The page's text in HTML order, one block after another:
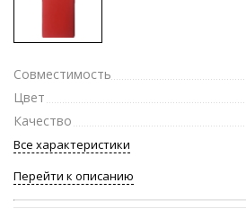
Совместимость
Цвет
Качество
Все характеристики
Перейти к описанию